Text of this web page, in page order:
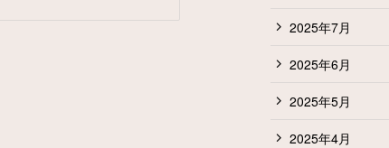
2025年7月
2025年6月
2025年5月
2025年4月